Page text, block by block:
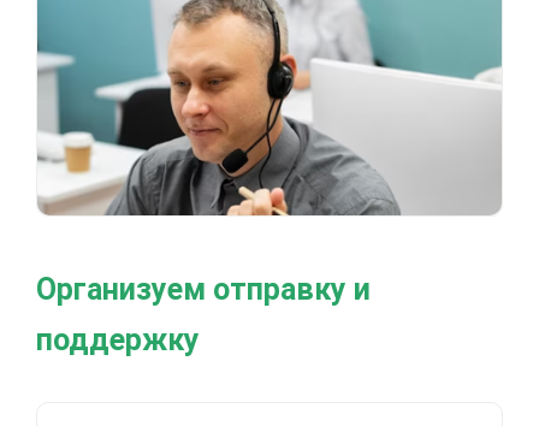
Организуем отправку и
поддержку